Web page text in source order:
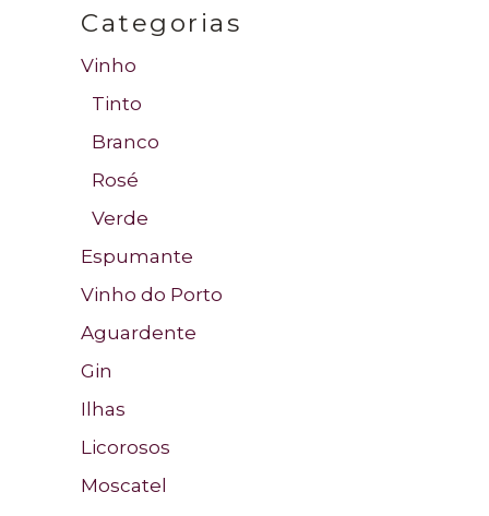
Categorias
Vinho
Tinto
Branco
Rosé
Verde
Espumante
Vinho do Porto
Aguardente
Gin
Ilhas
Licorosos
Moscatel